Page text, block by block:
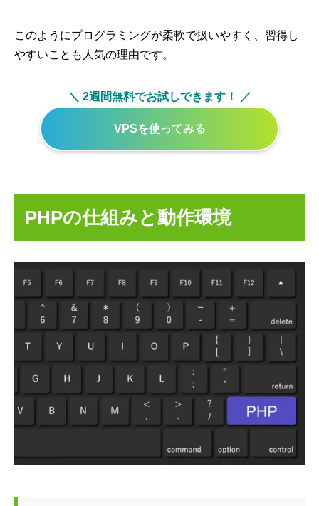
このようにプログラミングが柔軟で扱いやすく、習得し
やすいことも人気の理由です。
＼ 2週間無料でお試しできます！ ／
VPSを使ってみる
PHPの仕組みと動作環境